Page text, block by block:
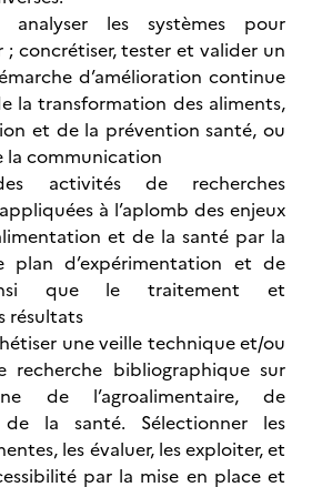
les systèmes pour
concrétiser, tester et valider un
d’amélioration continue
la transformation des aliments,
et de la prévention santé, ou
la communication
activités de recherches
à l’aplomb des enjeux
et de la santé par la
plan d’expérimentation et de
que le traitement et
résultats
une veille technique et/ou
recherche bibliographique sur
de l’agroalimentaire, de
de la santé. Sélectionner les
les évaluer, les exploiter, et
par la mise en place et